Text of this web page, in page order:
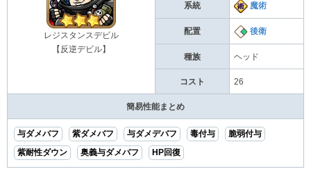
レジスタンスデビル
【反逆デビル】
系統 魔術
配置 後衛
種族 ヘッド
コスト 26
簡易性能まとめ
与ダメバフ 紫ダメバフ 与ダメデバフ 毒付与 脆弱付与
紫耐性ダウン 奥義与ダメバフ HP回復